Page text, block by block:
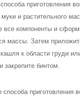
приготовления
и растительного
все компоненты и
массы. Затем
к области груди
закрепите бинтом.
способа приготовления